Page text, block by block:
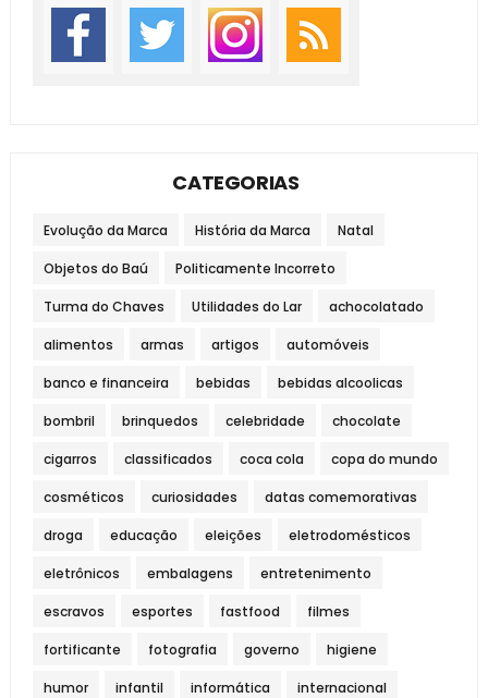
CATEGORIAS
Evolução da Marca História da Marca Natal
Objetos do Baú Politicamente Incorreto
Turma do Chaves Utilidades do Lar achocolatado
alimentos armas artigos automóveis
banco e financeira bebidas bebidas alcoolicas
bombril brinquedos celebridade chocolate
cigarros classificados coca cola copa do mundo
cosméticos curiosidades datas comemorativas
droga educação eleições eletrodomésticos
eletrônicos embalagens entretenimento
escravos esportes fastfood filmes
fortificante fotografia governo higiene
humor infantil informática internacional